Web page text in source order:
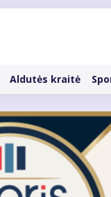
Aldutės kraitė